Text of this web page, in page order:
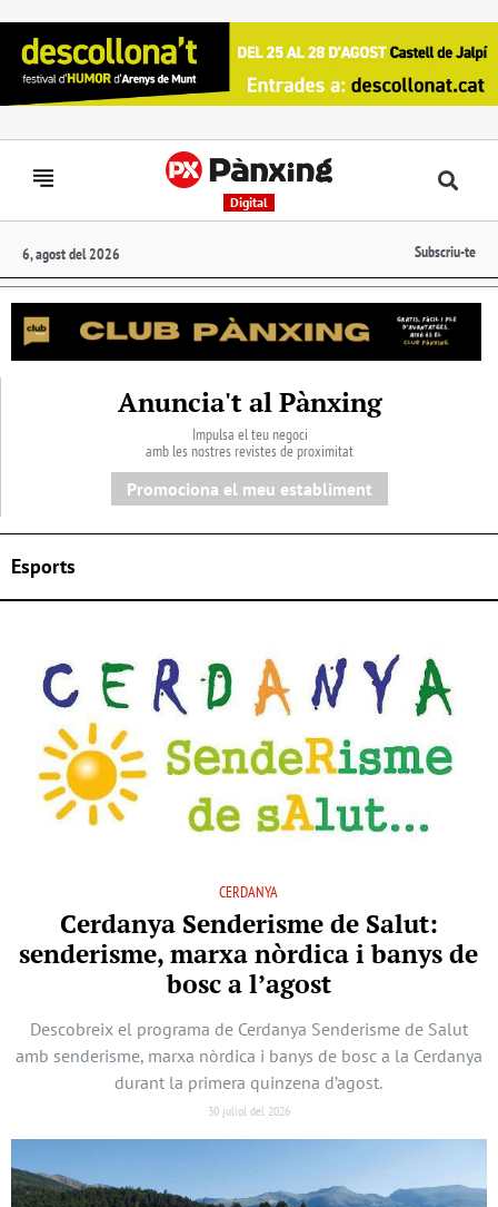
Digital
6, agost del 2026 Subscriu-te
Anuncia't al Pànxing
Impulsa el teu negoci
amb les nostres revistes de proximitat
Promociona el meu establiment
Esports
CERDANYA
Cerdanya Senderisme de Salut:
senderisme, marxa nòrdica i banys de
bosc a l’agost
Descobreix el programa de Cerdanya Senderisme de Salut
amb senderisme, marxa nòrdica i banys de bosc a la Cerdanya
durant la primera quinzena d’agost.
30 juliol del 2026